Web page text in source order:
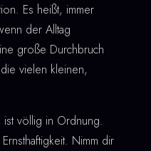
Es heißt, immer
der Alltag
große Durchbruch
vielen kleinen,
völlig in Ordnung.
Nimm dir